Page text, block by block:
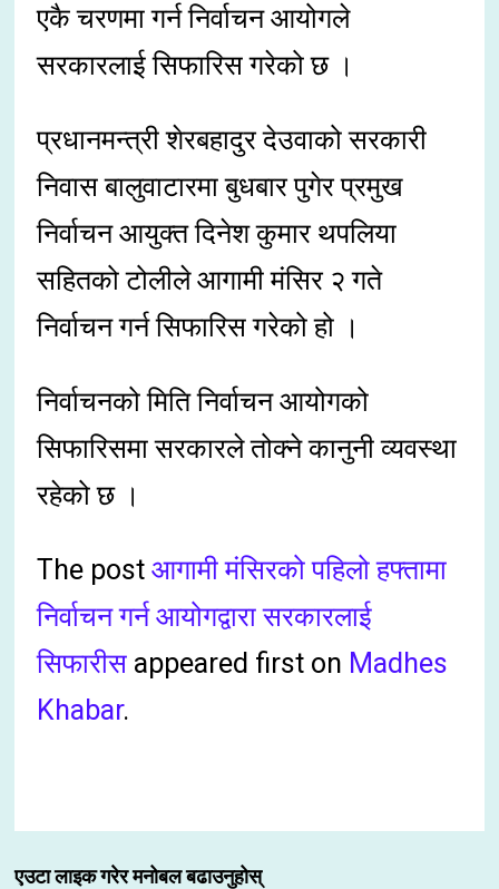
एकै चरणमा गर्न निर्वाचन आयोगले
सरकारलाई सिफारिस गरेको छ ।
प्रधानमन्त्री शेरबहादुर देउवाको सरकारी
निवास बालुवाटारमा बुधबार पुगेर प्रमुख
निर्वाचन आयुक्त दिनेश कुमार थपलिया
सहितको टोलीले आगामी मंसिर २ गते
निर्वाचन गर्न सिफारिस गरेको हो ।
निर्वाचनको मिति निर्वाचन आयोगको
सिफारिसमा सरकारले तोक्ने कानुनी व्यवस्था
रहेको छ ।
The postआगामी मंसिरको पहिलो हफ्तामा
निर्वाचन गर्न आयोगद्वारा सरकारलाई
सिफारीस appeared first on Madhes
Khabar.
एउटा लाइक गरेर मनोबल बढाउनुहोस्